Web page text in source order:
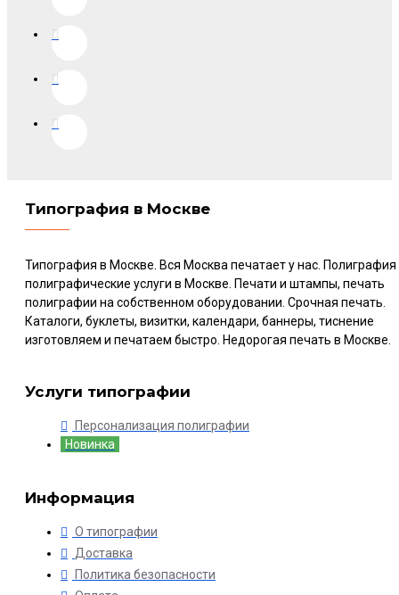
Типография в Москве
Типография в Москве. Вся Москва печатает у нас. Полиграфия
полиграфические услуги в Москве. Печати и штампы, печать
полиграфии на собственном оборудовании. Срочная печать.
Каталоги, буклеты, визитки, календари, баннеры, тиснение
изготовляем и печатаем быстро. Недорогая печать в Москве.
Услуги типографии
Персонализация полиграфии
Новинка
Информация
О типографии
Доставка
Политика безопасности